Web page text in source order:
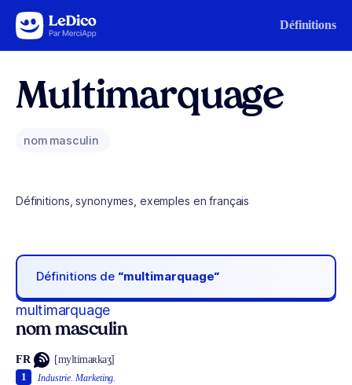
Aller au contenu Définitions
Multimarquage
nom masculin
Définitions, synonymes, exemples en français
Définitions de “multimarquage“
multimarquage
nom masculin
FR [myltimaʀkaʒ]
Industrie. Marketing.
1